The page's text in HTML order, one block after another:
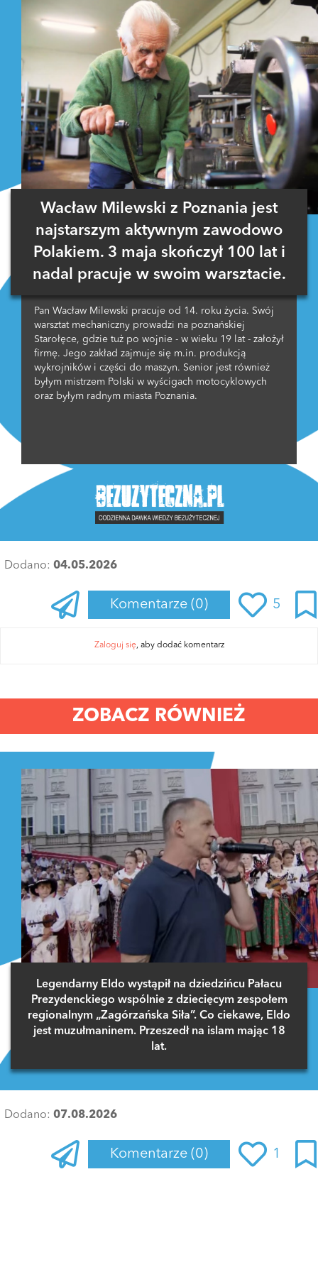
Wacław Milewski z Poznania jest
najstarszym aktywnym zawodowo
Polakiem. 3 maja skończył 100 lat i
nadal pracuje w swoim warsztacie.
Pan Wacław Milewski pracuje od 14. roku życia. Swój
warsztat mechaniczny prowadzi na poznańskiej
Starołęce, gdzie tuż po wojnie - w wieku 19 lat - założył
firmę. Jego zakład zajmuje się m.in. produkcją
wykrojników i części do maszyn. Senior jest również
byłym mistrzem Polski w wyścigach motocyklowych
oraz byłym radnym miasta Poznania.
Dodano: 04.05.2026
Komentarze (0) 5
Zaloguj się, aby dodać komentarz
ZOBACZ RÓWNIEŻ
Legendarny Eldo wystąpił na dziedzińcu Pałacu
Prezydenckiego wspólnie z dziecięcym zespołem
regionalnym „Zagórzańska Siła”. Co ciekawe, Eldo
jest muzułmaninem. Przeszedł na islam mając 18
lat.
Dodano: 07.08.2026
Komentarze (0) 1